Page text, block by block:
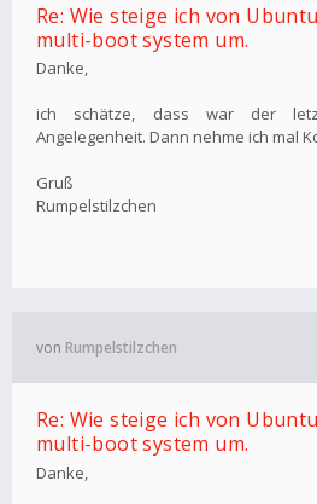
Re: Wie steige ich von
multi-boot system um.
Danke,
ich schätze, dass war der
Angelegenheit. Dann nehme ich mal
Gruß
Rumpelstilzchen
von Rumpelstilzchen
Re: Wie steige ich von
multi-boot system um.
Danke,